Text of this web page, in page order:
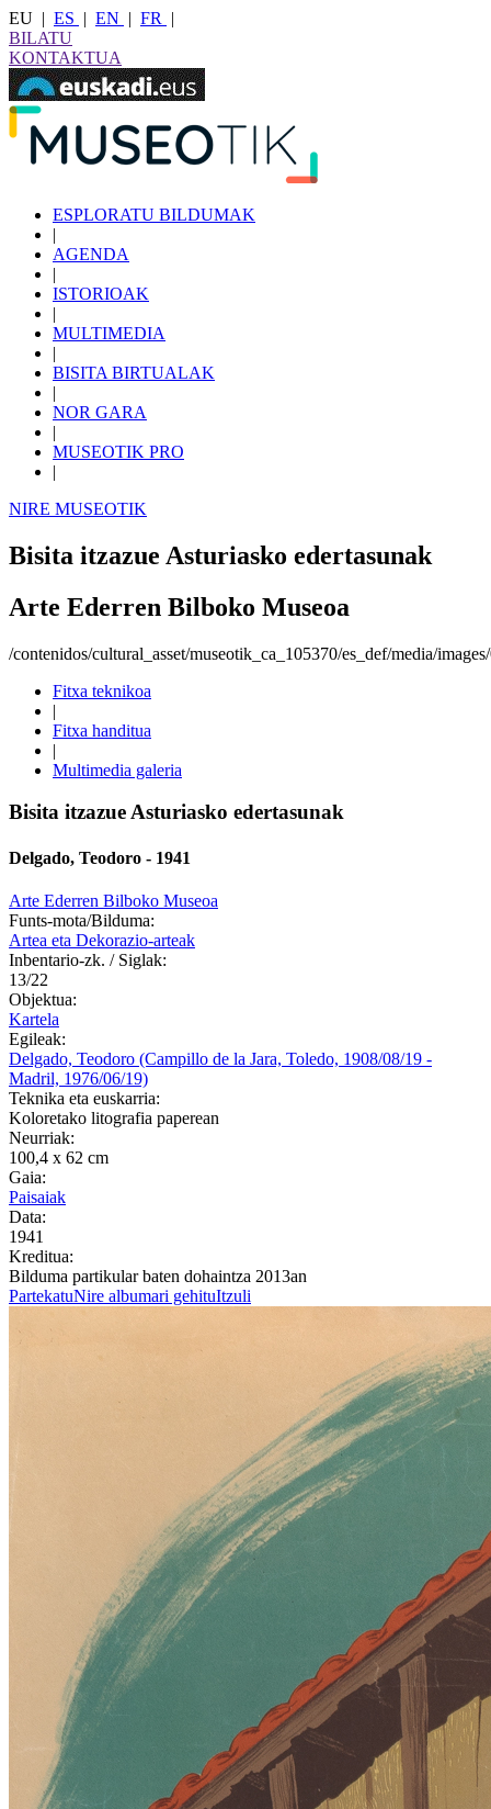
EU | ES | EN | FR
|
BILATU
KONTAKTUA
ESPLORATU BILDUMAK
|
AGENDA
|
ISTORIOAK
|
MULTIMEDIA
|
BISITA BIRTUALAK
|
NOR GARA
|
MUSEOTIK PRO
|
NIRE MUSEOTIK
Bisita itzazue Asturiasko edertasunak
Arte Ederren Bilboko Museoa
/contenidos/cultural_asset/museotik_ca_105370/es_def/media/
Fitxa teknikoa
|
Fitxa handitua
|
Multimedia galeria
Bisita itzazue Asturiasko edertasunak
Delgado, Teodoro - 1941
Arte Ederren Bilboko Museoa
Funts-mota/Bilduma:
Artea eta Dekorazio-arteak
Inbentario-zk. / Siglak:
13/22
Objektua:
Kartela
Egileak:
Delgado, Teodoro (Campillo de la Jara, Toledo, 1908/08/19 -
Madril, 1976/06/19)
Teknika eta euskarria:
Koloretako litografia paperean
Neurriak:
100,4 x 62 cm
Gaia:
Paisaiak
Data:
1941
Kreditua:
Bilduma partikular baten dohaintza 2013an
PartekatuNire albumari gehituItzuli